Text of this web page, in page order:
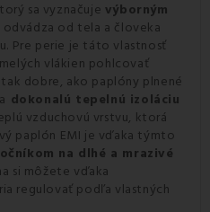
sa vyznačuje výborným
odvádza od tela a človeka
Pre perie je táto vlastnosť
vlákien pohlcovať
dobre, ako paplóny plnené
dokonalú tepelnú izoláciu
vzduchovú vrstvu, ktorá
paplón EMI je vďaka týmto
na dlhé a mrazivé
si môžete vďaka
regulovať podľa vlastných